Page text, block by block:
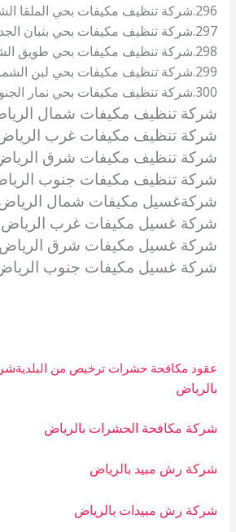
296.شركة تنظيف مكيفات بحي الملقا الشمالي بالرياض
297.شركة تنظيف مكيفات بحي بنبان الجديد بالرياض
298.شركة تنظيف مكيفات بحي طويق الشرقي بالرياض
299.شركة تنظيف مكيفات بحي لبن الشمالي بالرياض
300.شركة تنظيف مكيفات بحي نمار الجنوبي بالرياض
شركة تنظيف مكيفات شمال
شركة تنظيف مكيفات غرب
شركة تنظيف مكيفات شرق
شركة تنظيف مكيفات جنوب
شركةغسيل مكيفات شمال
شركة غسيل مكيفات غرب الرياض
شركة غسيل مكيفات شرق الرياض
شركة غسيل مكيفات جنوب
عقود مكافحة حشرات ترخيص من البلدية
بالرياض
شركة مكافحة الحشرات بالرياض
شركة رش مبيد بالرياض
شركة رش مبيدات بالرياض